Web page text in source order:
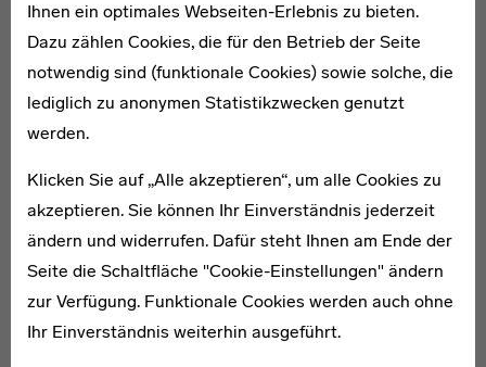
Ihnen ein optimales Webseiten-Erlebnis zu bieten.
Dazu zählen Cookies, die für den Betrieb der Seite
notwendig sind (funktionale Cookies) sowie solche, die
lediglich zu anonymen Statistikzwecken genutzt
werden.
Klicken Sie auf „Alle akzeptieren“, um alle Cookies zu
akzeptieren. Sie können Ihr Einverständnis jederzeit
ändern und widerrufen. Dafür steht Ihnen am Ende der
Seite die Schaltfläche "Cookie-Einstellungen" ändern
zur Verfügung. Funktionale Cookies werden auch ohne
Ihr Einverständnis weiterhin ausgeführt.
Walter Dreesen
1903–1982
Arnold Hillen Ziegfeld
1894–1964